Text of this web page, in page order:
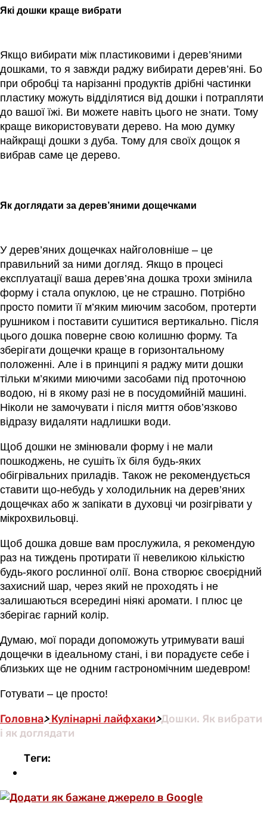
Які дошки краще вибрати
Якщо вибирати між пластиковими і дерев’яними
дошками, то я завжди раджу вибирати дерев’яні. Бо
при обробці та нарізанні продуктів дрібні частинки
пластику можуть відділятися від дошки і потрапляти
до вашої їжі. Ви можете навіть цього не знати. Тому
краще використовувати дерево. На мою думку
найкращі дошки з дуба. Тому для своїх дощок я
вибрав саме це дерево.
Як доглядати за дерев’яними дощечками
У дерев’яних дощечках найголовніше – це
правильний за ними догляд. Якщо в процесі
експлуатації ваша дерев’яна дошка трохи змінила
форму і стала опуклою, це не страшно. Потрібно
просто помити її м’яким миючим засобом, протерти
рушником і поставити сушитися вертикально. Після
цього дошка поверне свою колишню форму. Та
зберігати дощечки краще в горизонтальному
положенні. Але і в принципі я раджу мити дошки
тільки м’якими миючими засобами під проточною
водою, ні в якому разі не в посудомийній машині.
Ніколи не замочувати і після миття обов’язково
відразу видаляти надлишки води.
Щоб дошки не змінювали форму і не мали
пошкоджень, не сушіть їх біля будь-яких
обігрівальних приладів. Також не рекомендується
ставити що-небудь у холодильник на дерев’яних
дощечках або ж запікати в духовці чи розігрівати у
мікрохвильовці.
Щоб дошка довше вам прослужила, я рекомендую
раз на тиждень протирати її невеликою кількістю
будь-якого рослинної олії. Вона створює своєрідний
захисний шар, через який не проходять і не
залишаються всередині ніякі аромати. І плюс це
зберігає гарний колір.
Думаю, мої поради допоможуть утримувати ваші
дощечки в ідеальному стані, і ви порадуєте себе і
близьких ще не одним гастрономічним шедевром!
Готувати – це просто!
Головна>Кулінарні лайфхаки>Дошки. Як вибрати
і як доглядати
Теги: